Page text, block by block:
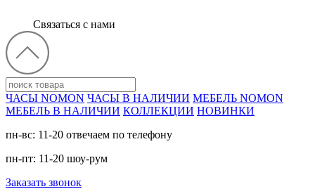
Связаться с нами
ЧАСЫ NOMON ЧАСЫ В НАЛИЧИИ МЕБЕЛЬ NOMON
МЕБЕЛЬ В НАЛИЧИИ КОЛЛЕКЦИИ НОВИНКИ
пн-вс: 11-20 отвечаем по телефону
пн-пт: 11-20 шоу-рум
Заказать звонок